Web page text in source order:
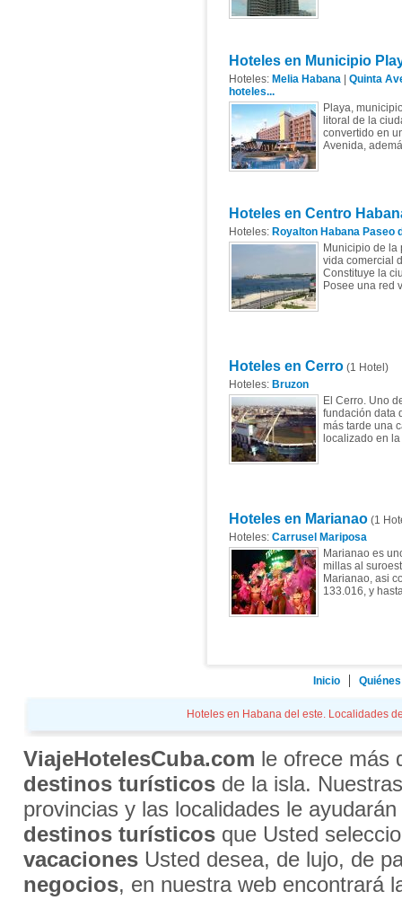
Hoteles en Municipio
Hoteles: Melia Habana| Quinta
hoteles...
Playa,
litoral de la
convertido en
Avenida,
Hoteles en Centro
Hoteles: Royalton Habana Paseo
Municipio de la
vida comercial
Constituye la
Posee una red
Hoteles en Cerro(1 Hotel)
Hoteles: Bruzon
El Cerro. Uno
fundación data
más tarde una
localizado en
Hoteles en Marianao(1
Hoteles: Carrusel Mariposa
Marianao es
millas al
Marianao, asi
133.016, y
Inicio
Hoteles en Habana del este. Localidades
ViajeHotelesCuba.com le ofrece más
destinos turísticosde la isla.
provincias y las localidades le
destinos turísticosque Usted
vacacionesUsted desea, de lujo, de
negocios, en nuestra web encontrará